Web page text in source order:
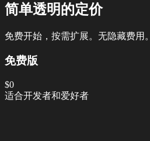
简单透明的定价
免费开始，按需扩展。无隐藏费用。
免费版
$0
适合开发者和爱好者